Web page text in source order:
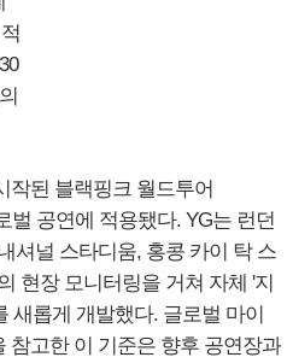
작된 블랙핑크 월드투어
벌 공연에 적용됐다. YG는 런던
셔널 스타디움, 홍콩 카이 탁 스
현장 모니터링을 거쳐 자체 '지
새롭게 개발했다. 글로벌 마이
참고한 이 기준은 향후 공연장과